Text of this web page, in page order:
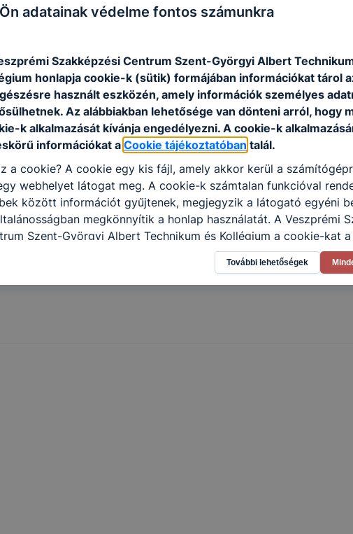
Postacím
OM azonosító:
Az iskola URL
adatainak védelme fontos számunkra
Szakképzési Centrum Szent-Györgyi Albert
honlapja cookie-k (sütik) formájában információkat tárol
használt eszközén, amely információk személyes
Az alábbiakban lehetősége van dönteni arról, hogy
k alkalmazását kívánja engedélyezni. A cookie-k
információkat a Cookie tájékoztatóban talál.
a cookie? A cookie egy kis fájl, amely akkor kerül a
webhelyet látogat meg. A cookie-k számtalan funkcióval
között információt gyűjtenek, megjegyzik a látogató egyéni
megkönnyítik a honlap használatát. A Veszprémi
Szent-Györgyi Albert Technikum és Kollégium a cookie-kat
használja: információ gyűjtése azzal kapcsolatban, hogyan
-annak felmérésével, hogy a honlap melyik részeit
leginkább, így megtudhatjuk, hogyan biztosítsunk Önnek
További lehetőségek